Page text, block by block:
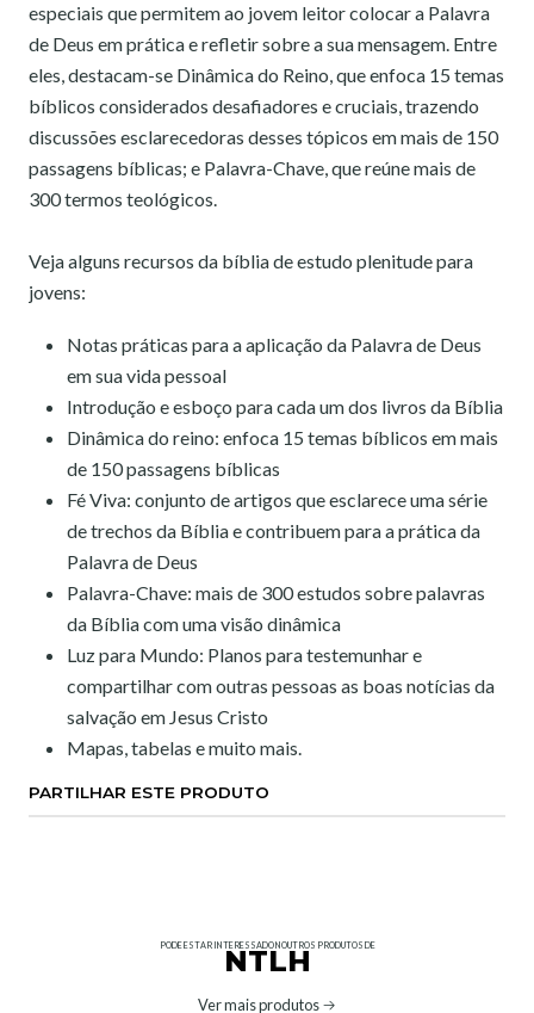
especiais que permitem ao jovem leitor colocar a Palavra
de Deus em prática e refletir sobre a sua mensagem. Entre
eles, destacam-se Dinâmica do Reino, que enfoca 15 temas
bíblicos considerados desafiadores e cruciais, trazendo
discussões esclarecedoras desses tópicos em mais de 150
passagens bíblicas; e Palavra-Chave, que reúne mais de
300 termos teológicos.
Veja alguns recursos da bíblia de estudo plenitude para
jovens:
Notas práticas para a aplicação da Palavra de Deus
em sua vida pessoal
Introdução e esboço para cada um dos livros da Bíblia
Dinâmica do reino: enfoca 15 temas bíblicos em mais
de 150 passagens bíblicas
Fé Viva: conjunto de artigos que esclarece uma série
de trechos da Bíblia e contribuem para a prática da
Palavra de Deus
Palavra-Chave: mais de 300 estudos sobre palavras
da Bíblia com uma visão dinâmica
Luz para Mundo: Planos para testemunhar e
compartilhar com outras pessoas as boas notícias da
salvação em Jesus Cristo
Mapas, tabelas e muito mais.
PARTILHAR ESTE PRODUTO
PODE ESTAR INTERESSADO NOUTROS PRODUTOS DE
NTLH
Ver mais produtos